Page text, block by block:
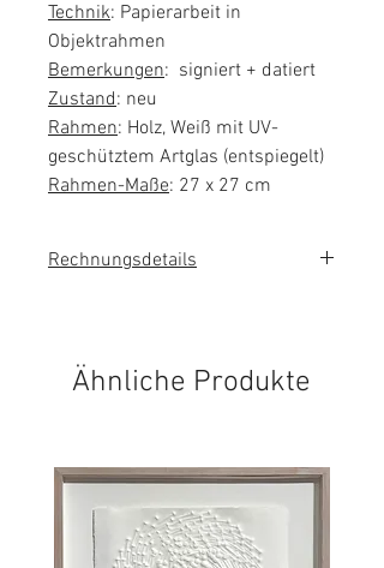
Technik: Papierarbeit in
Objektrahmen
Bemerkungen: signiert + datiert
Zustand: neu
Rahmen: Holz, Weiß mit UV-
geschütztem Artglas (entspiegelt)
Rahmen-Maße: 27 x 27 cm
Rechnungsdetails
Ähnliche Produkte